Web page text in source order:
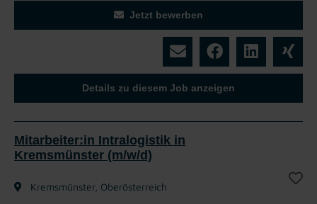
Jetzt bewerben
Details zu diesem Job anzeigen
Mitarbeiter:in Intralogistik in
Kremsmünster (m/w/d)
Kremsmünster, Oberösterreich